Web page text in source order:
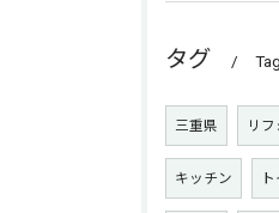
タグ
三重県 リ
キッチン